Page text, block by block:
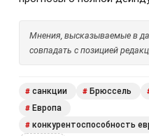
Мнения, высказываемые в
совпадать с позицией
# санкции # Брюссель
# Европа
# конкурентоспособность